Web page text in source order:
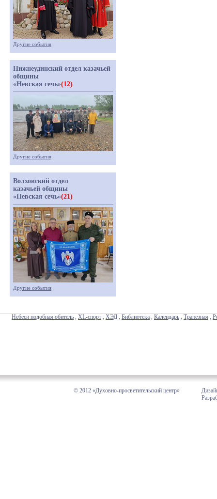
Другие события
Нижнеудинский отдел казачьей
общины
«Невская сечь»(12)
Другие события
Волховский отдел
казачьей общины
«Невская сечь»(21)
Другие события
Небеси подобная обитель , XL-спорт , ХЭД , Библиотека , Календарь , Трапезная ,
© 2012 «Духовно-просветительский центр»